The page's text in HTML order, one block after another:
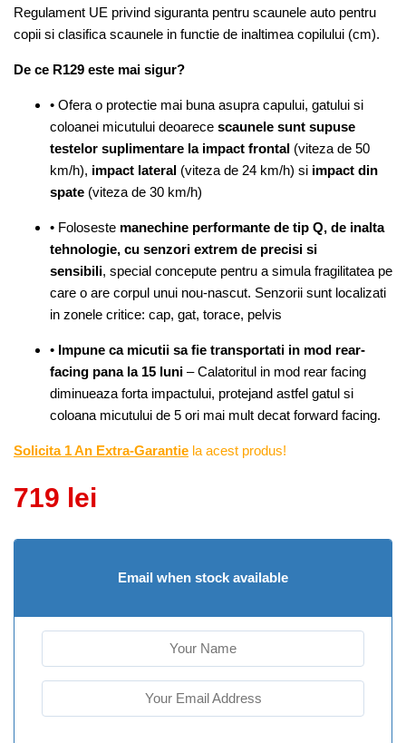
Regulament UE privind siguranta pentru scaunele auto pentru
copii si clasifica scaunele in functie de inaltimea copilului (cm).
De ce R129 este mai sigur?
• Ofera o protectie mai buna asupra capului, gatului si
coloanei micutului deoarece scaunele sunt supuse
testelor suplimentare la impact frontal (viteza de 50
km/h), impact lateral (viteza de 24 km/h) si impact din
spate (viteza de 30 km/h)
• Foloseste manechine performante de tip Q, de inalta
tehnologie, cu senzori extrem de precisi si
sensibili, special concepute pentru a simula fragilitatea pe
care o are corpul unui nou-nascut. Senzorii sunt localizati
in zonele critice: cap, gat, torace, pelvis
• Impune ca micutii sa fie transportati in mod rear-
facing pana la 15 luni – Calatoritul in mod rear facing
diminueaza forta impactului, protejand astfel gatul si
coloana micutului de 5 ori mai mult decat forward facing.
Solicita 1 An Extra-Garantie la acest produs!
719 lei
Email when stock available